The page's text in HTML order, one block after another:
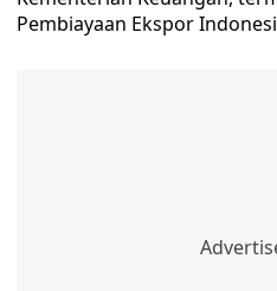
Pembiayaan Ekspor